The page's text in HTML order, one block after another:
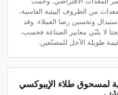
من الظروف البيئية القاسية،
وتحسين رضا العملاء. وقد
لا يلبّي معايير الصناعة فحسب،
طويلة الأجل للمصنّعين.
لمسحوق طلاء الإيبوكسي